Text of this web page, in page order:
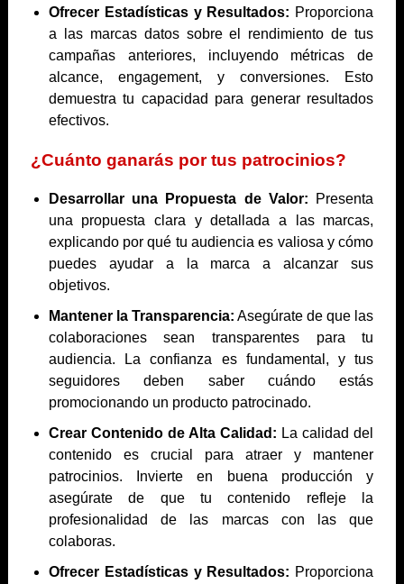
Ofrecer Estadísticas y Resultados: Proporciona
a las marcas datos sobre el rendimiento de tus
campañas anteriores, incluyendo métricas de
alcance, engagement, y conversiones. Esto
demuestra tu capacidad para generar resultados
efectivos.
¿Cuánto ganarás por tus patrocinios?
Desarrollar una Propuesta de Valor: Presenta
una propuesta clara y detallada a las marcas,
explicando por qué tu audiencia es valiosa y cómo
puedes ayudar a la marca a alcanzar sus
objetivos.
Mantener la Transparencia: Asegúrate de que las
colaboraciones sean transparentes para tu
audiencia. La confianza es fundamental, y tus
seguidores deben saber cuándo estás
promocionando un producto patrocinado.
Crear Contenido de Alta Calidad: La calidad del
contenido es crucial para atraer y mantener
patrocinios. Invierte en buena producción y
asegúrate de que tu contenido refleje la
profesionalidad de las marcas con las que
colaboras.
Ofrecer Estadísticas y Resultados: Proporciona